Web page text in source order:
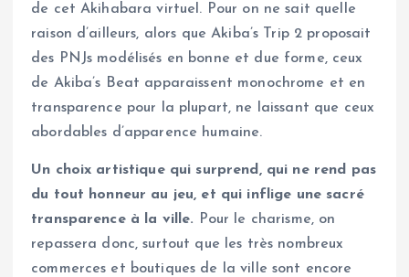
de cet Akihabara virtuel. Pour on ne sait quelle
raison d’ailleurs, alors que Akiba’s Trip 2 proposait
des PNJs modélisés en bonne et due forme, ceux
de Akiba’s Beat apparaissent monochrome et en
transparence pour la plupart, ne laissant que ceux
abordables d’apparence humaine.
Un choix artistique qui surprend, qui ne rend pas
du tout honneur au jeu, et qui inflige une sacré
transparence à la ville. Pour le charisme, on
repassera donc, surtout que les très nombreux
commerces et boutiques de la ville sont encore